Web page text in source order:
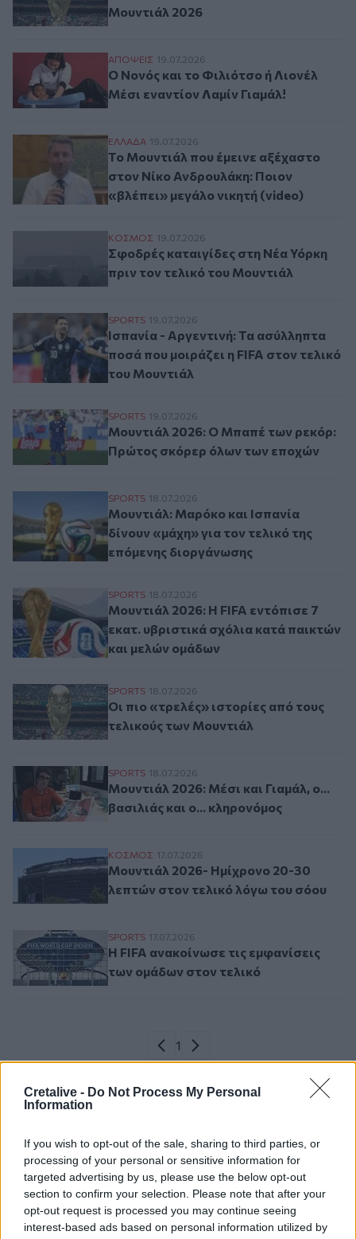
Cretalive - Do Not Process My Personal
Information
If you wish to opt-out of the sale, sharing to third parties, or
processing of your personal or sensitive information for
targeted advertising by us, please use the below opt-out
section to confirm your selection. Please note that after your
opt-out request is processed you may continue seeing
interest-based ads based on personal information utilized by
Μουντιάλ 2026
Ο Νονός και το Φιλιότσο ή Λιονέλ Μέσι
ΑΠΟΨΕΙΣ 19.07.2026
Ο Νονός και το Φιλιότσο ή Λιονέλ
Μέσι εναντίον Λαμίν Γιαμάλ!
Το Μουντιάλ που έμεινε αξέχαστο στον
ΕΛΛAΔΑ 19.07.2026
Το Μουντιάλ που έμεινε αξέχαστο
στον Νίκο Ανδρουλάκη: Ποιον
«βλέπει» μεγάλο νικητή (video)
Σφοδρές καταιγίδες στη Νέα Υόρκη πριν
ΚΟΣΜΟΣ 19.07.2026
Σφοδρές καταιγίδες στη Νέα Υόρκη
πριν τον τελικό του Μουντιάλ
Ισπανία - Αργεντινή: Τα ασύλληπτα ποσά
SPORTS 19.07.2026
Ισπανία - Αργεντινή: Τα ασύλληπτα
ποσά που μοιράζει η FIFA στον τελικό
του Μουντιάλ
Μουντιάλ 2026: Ο Μπαπέ των ρεκόρ:
SPORTS 19.07.2026
Μουντιάλ 2026: Ο Μπαπέ των ρεκόρ:
Πρώτος σκόρερ όλων των εποχών
Μουντιάλ: Μαρόκο και Ισπανία δίνουν
SPORTS 18.07.2026
Μουντιάλ: Μαρόκο και Ισπανία
δίνουν «μάχη» για τον τελικό της
επόμενης διοργάνωσης
Μουντιάλ 2026: Η FIFA εντόπισε 7 εκατ.
SPORTS 18.07.2026
Μουντιάλ 2026: Η FIFA εντόπισε 7
εκατ. υβριστικά σχόλια κατά παικτών
και μελών ομάδων
Οι πιο «τρελές» ιστορίες από τους
SPORTS 18.07.2026
Οι πιο «τρελές» ιστορίες από τους
τελικούς των Μουντιάλ
Μουντιάλ 2026: Μέσι και Γιαμάλ, ο...
SPORTS 18.07.2026
Μουντιάλ 2026: Μέσι και Γιαμάλ, ο...
βασιλιάς και ο... κληρονόμος
Μουντιάλ 2026- Ημίχρονο 20-30 λεπτών
ΚΟΣΜΟΣ 17.07.2026
Μουντιάλ 2026- Ημίχρονο 20-30
λεπτών στον τελικό λόγω του σόου
Η FIFA ανακοίνωσε τις εμφανίσεις των
SPORTS 17.07.2026
Η FIFA ανακοίνωσε τις εμφανίσεις
των ομάδων στον τελικό
Σελιδοποίηση
Προηγούμενη σελίδα
Current page
1 Next page
Ροή ειδήσεων Δημοφιλή
15:57
Φωτιά σε χαμηλή βλάστηση στη Σίνδο - Σηκώθηκε
ελικόπτερο